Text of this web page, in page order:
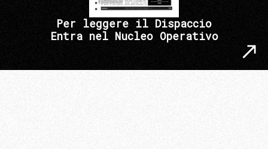
Per leggere il Dispaccio
Entra nel Nucleo Operativo